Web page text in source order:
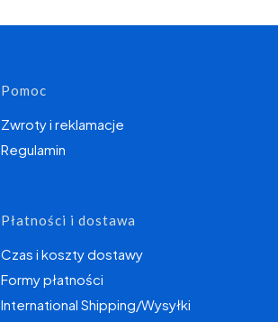
Linki w stopce
Pomoc
Zwroty i reklamacje
Regulamin
Płatności i dostawa
Czas i koszty dostawy
Formy płatności
International Shipping/Wysyłki